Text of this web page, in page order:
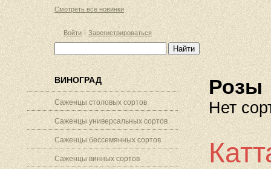
Смотреть все новинки
Войти Зарегистрироваться
ВИНОГРАД
Саженцы столовых сортов
Саженцы универсальных сортов
Саженцы бессемянных сортов
Саженцы винных сортов
Розы
Нет